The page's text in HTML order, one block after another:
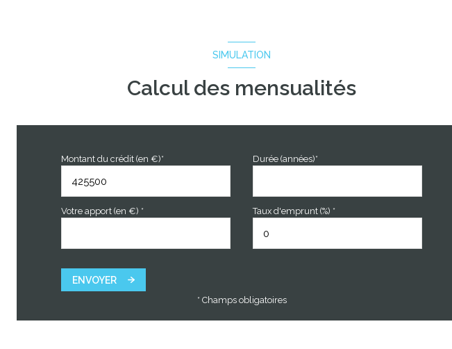
SIMULATION
Calcul des mensualités
Montant du crédit (en €)* Durée (années)*
Votre apport (en €) * Taux d'emprunt (%) *
ENVOYER
* Champs obligatoires